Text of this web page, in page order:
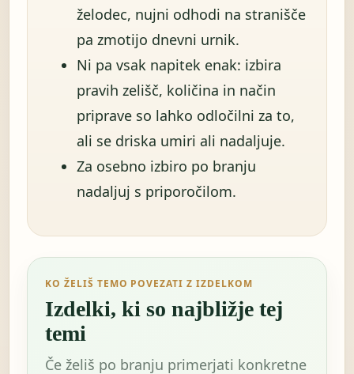
želodec, nujni odhodi na stranišče
pa zmotijo dnevni urnik.
Ni pa vsak napitek enak: izbira
pravih zelišč, količina in način
priprave so lahko odločilni za to,
ali se driska umiri ali nadaljuje.
Za osebno izbiro po branju
nadaljuj s priporočilom.
KO ŽELIŠ TEMO POVEZATI Z IZDELKOM
Izdelki, ki so najbližje tej
temi
Če želiš po branju primerjati konkretne